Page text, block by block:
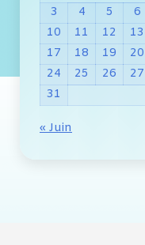
3
4 5 6
10
11 12 13
17
18 19 20
24
25 26 27
31
« Juin